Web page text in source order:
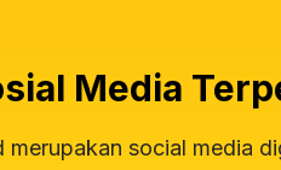
Media
merupakan social media